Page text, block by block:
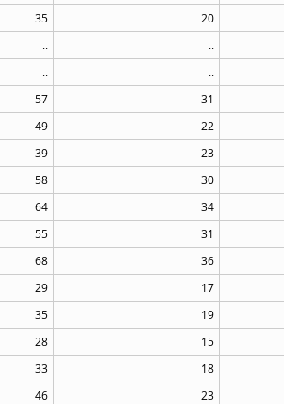
35 20
.. ..
.. ..
57 31
49 22
39 23
58 30
64 34
55 31
68 36
29 17
35 19
28 15
33 18
46 23